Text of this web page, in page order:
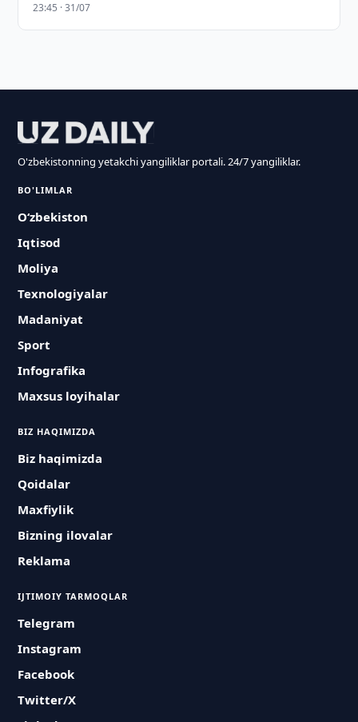
23:45 · 31/07
O'zbekistonning yetakchi yangiliklar portali. 24/7 yangiliklar.
BO'LIMLAR
O‘zbekiston
Iqtisod
Moliya
Texnologiyalar
Madaniyat
Sport
Infografika
Maxsus loyihalar
BIZ HAQIMIZDA
Biz haqimizda
Qoidalar
Maxfiylik
Bizning ilovalar
Reklama
IJTIMOIY TARMOQLAR
Telegram
Instagram
Facebook
Twitter/X